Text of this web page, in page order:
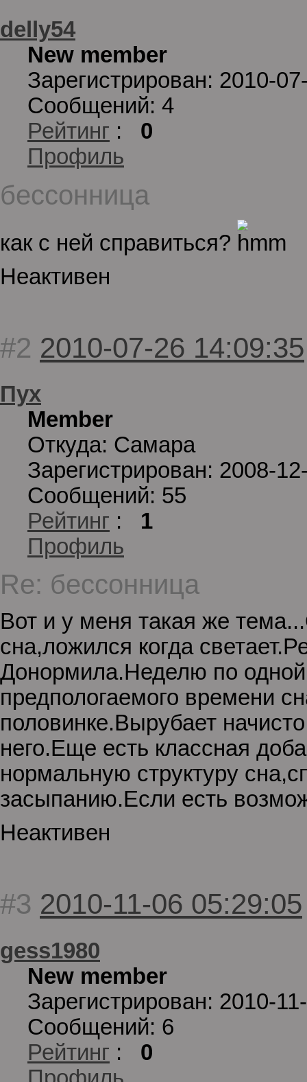
delly54
New member
Зарегистрирован: 2010-
Сообщений: 4
Рейтинг : 0
Профиль
бессонница
как с ней справиться?
Неактивен
#2 2010-07-26 14:09:35
Пух
Member
Откуда: Самара
Зарегистрирован: 2008-
Сообщений: 55
Рейтинг : 1
Профиль
Re: бессонница
Вот и у меня такая же
сна,ложился когда
Донормила.Неделю по одной
предпологаемого времени
половинке.Вырубает
него.Еще есть классная
нормальную структуру
засыпанию.Если есть
Неактивен
#3 2010-11-06 05:29:05
gess1980
New member
Зарегистрирован: 2010-
Сообщений: 6
Рейтинг : 0